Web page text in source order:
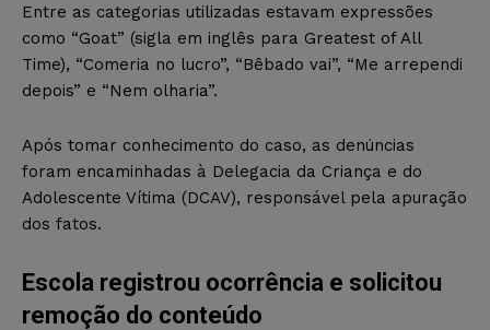
Entre as categorias utilizadas estavam expressões
como “Goat” (sigla em inglês para Greatest of All
Time), “Comeria no lucro”, “Bêbado vai”, “Me arrependi
depois” e “Nem olharia”.
Após tomar conhecimento do caso, as denúncias
foram encaminhadas à Delegacia da Criança e do
Adolescente Vítima (DCAV), responsável pela apuração
dos fatos.
Escola registrou ocorrência e solicitou
remoção do conteúdo